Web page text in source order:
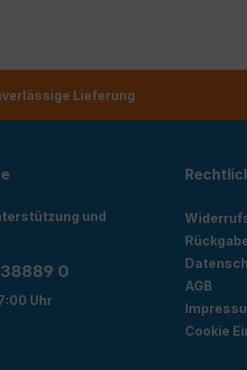
Lieferung
und
0
Uhr
AGB
Cookie